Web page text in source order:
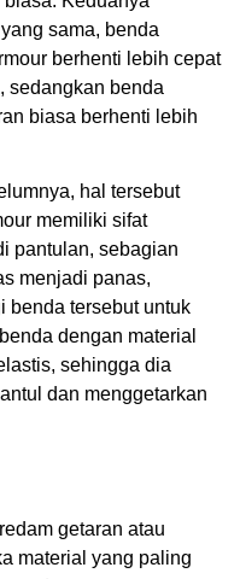
sama, benda
berhenti lebih cepat
sedangkan benda
biasa berhenti lebih
hal tersebut
memiliki sifat
pantulan, sebagian
menjadi panas,
benda tersebut untuk
dengan material
sehingga dia
dan menggetarkan
getaran atau
material yang paling